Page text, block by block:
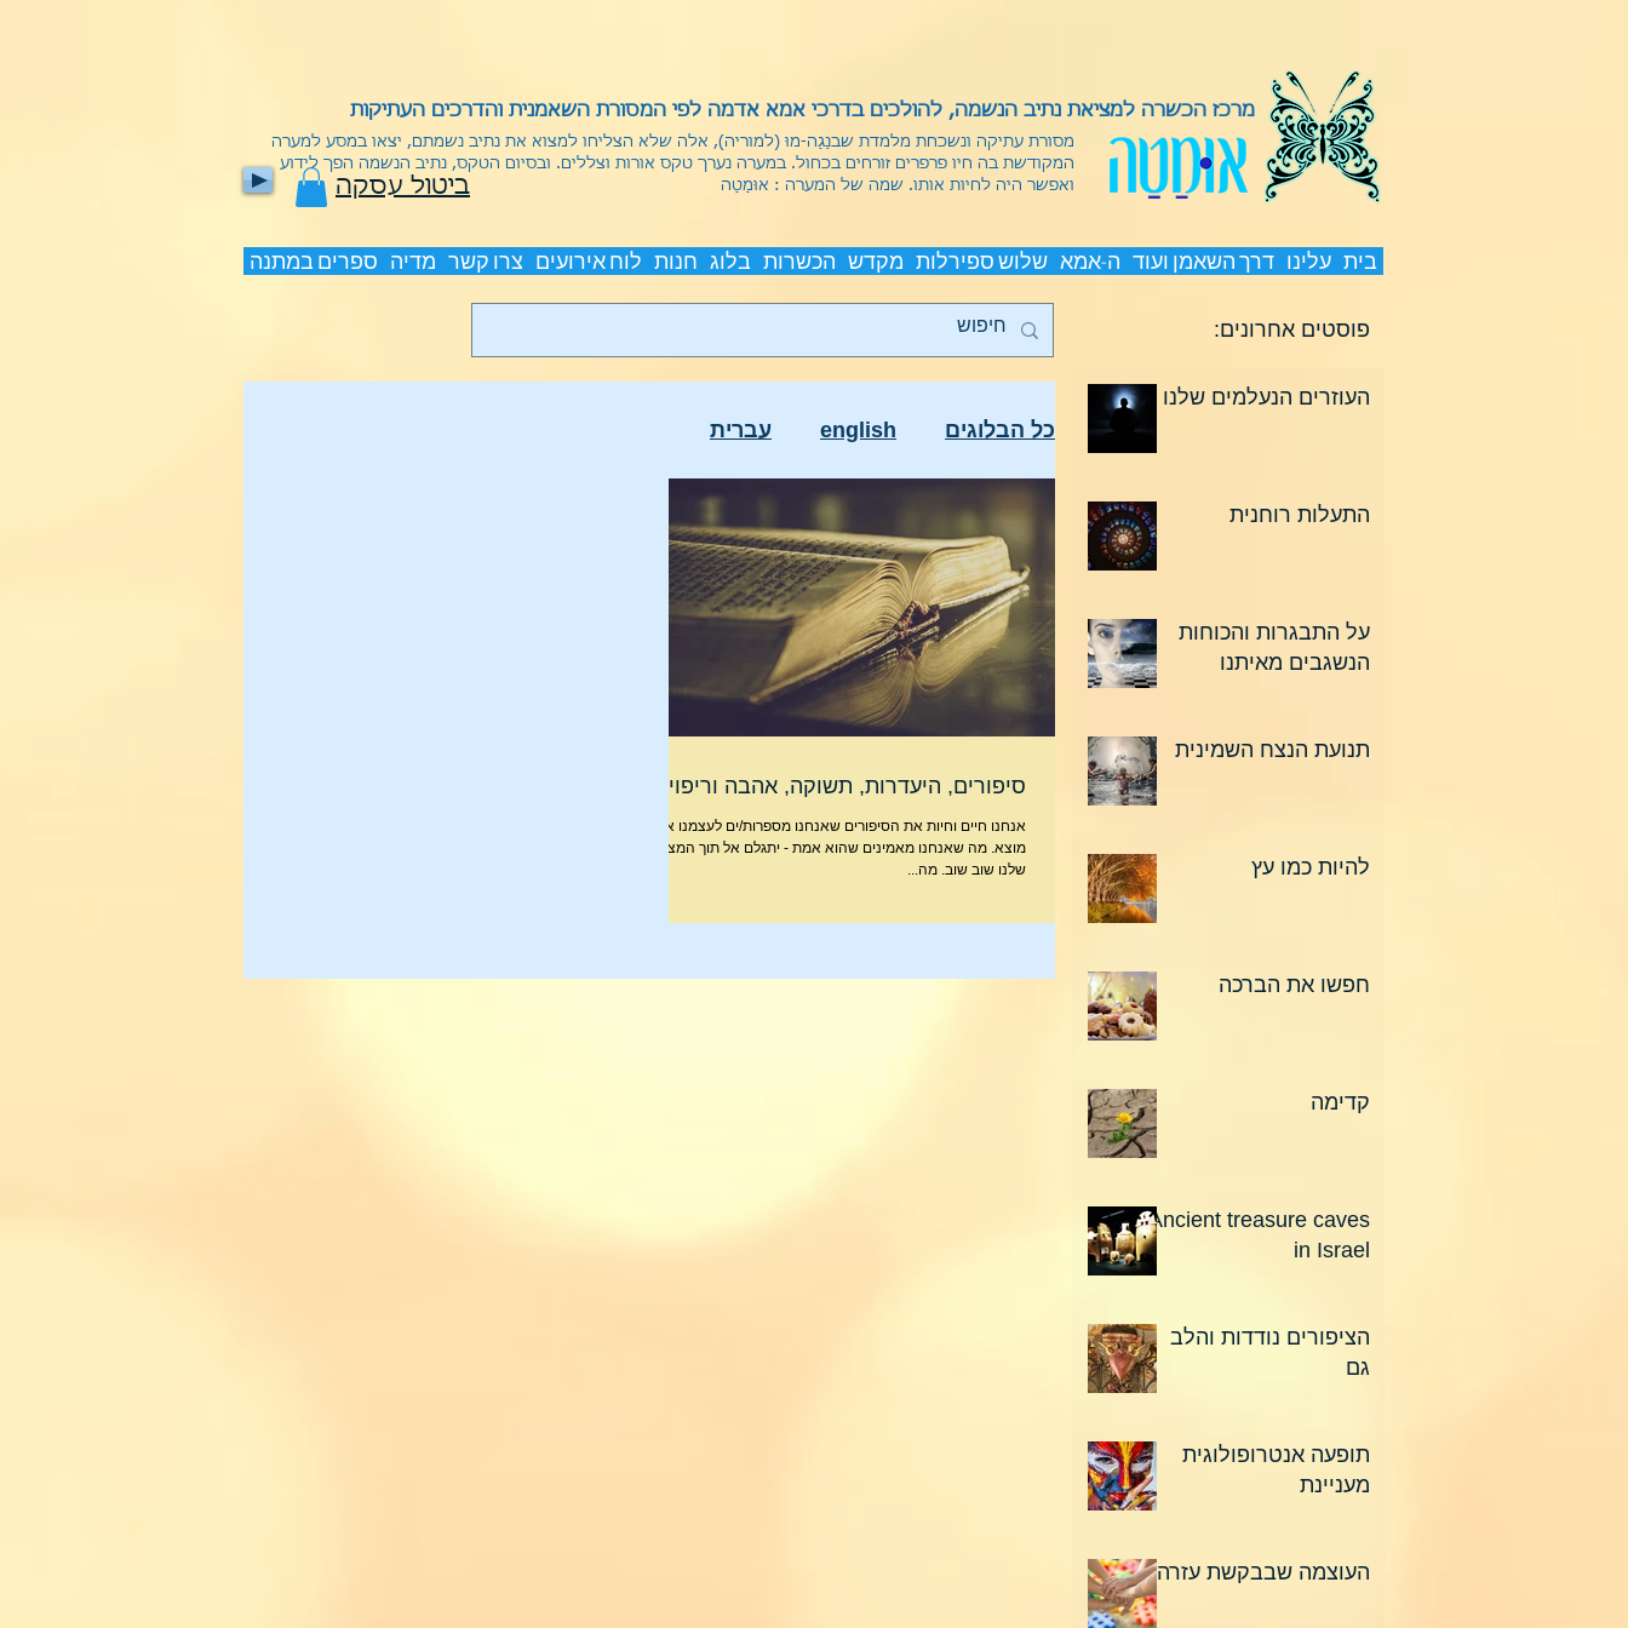
ביטול עסקה
מרכז הכשרה למציאת נתיב הנשמה, להולכים בדרכי אמא אדמה לפי המסורת השאמנית והדרכים העתיקות
מסורת עתיקה ונשכחת מלמדת שבנַגַה-מוּ (למוריה), אלה שלא הצליחו למצוא את נתיב נשמתם, יצאו במסע למערה
המקודשת בה חיו פרפרים זורחים בכחול. במערה נערך טקס אורות וצללים. ובסיום הטקס, נתיב הנשמה הפך לידוע
ואפשר היה לחיות אותו. שמה של המערה : אוּמַטַה
ספרים במתנה מדיה צרו קשר לוח אירועים חנות בלוג הכשרות מקדש שלוש ספירלות ה-אמא דרך השאמן ועוד עלינו בית
כל הבלוגים english עברית
סיפורים, היעדרות, תשוקה, אהבה וריפוי
אנחנו חיים וחיות את הסיפורים שאנחנו מספרות/ים לעצמנו אין כל
מוצא. מה שאנחנו מאמינים שהוא אמת - יתגלם אל תוך המציאות
שלנו שוב שוב. מה...
פוסטים אחרונים:
העוזרים הנעלמים שלנו
התעלות רוחנית
על התבגרות והכוחות
הנשגבים מאיתנו
תנועת הנצח השמינית
להיות כמו עץ
חפשו את הברכה
קדימה
Ancient treasure caves
in Israel
הציפורים נודדות והלב
גם
תופעה אנטרופולוגית
מעניינת
העוצמה שבבקשת עזרה